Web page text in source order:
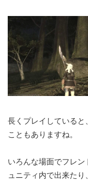
長くプレイしていると
こともありますね。
いろんな場面でフレン
ュニティ内で出来たり